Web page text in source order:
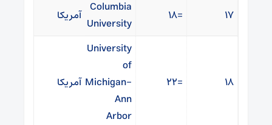
۱۷ =۱۸
Columbia
University آمریکا
۱۸ =۲۲
University
of
Michigan-
Ann
Arbor
آمریکا